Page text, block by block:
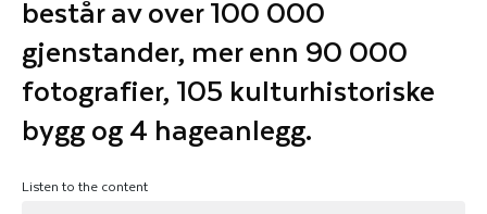
består av over 100 000
gjenstander, mer enn 90 000
fotografier, 105 kulturhistoriske
bygg og 4 hageanlegg.
Listen to the content